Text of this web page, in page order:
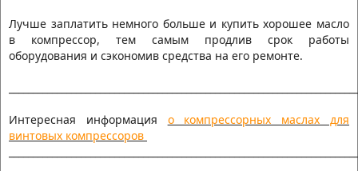
Лучше заплатить немного больше и купить хорошее масло
в компрессор, тем самым продлив срок работы
оборудования и сэкономив средства на его ремонте.
Интересная информация о компрессорных маслах для
винтовых компрессоров